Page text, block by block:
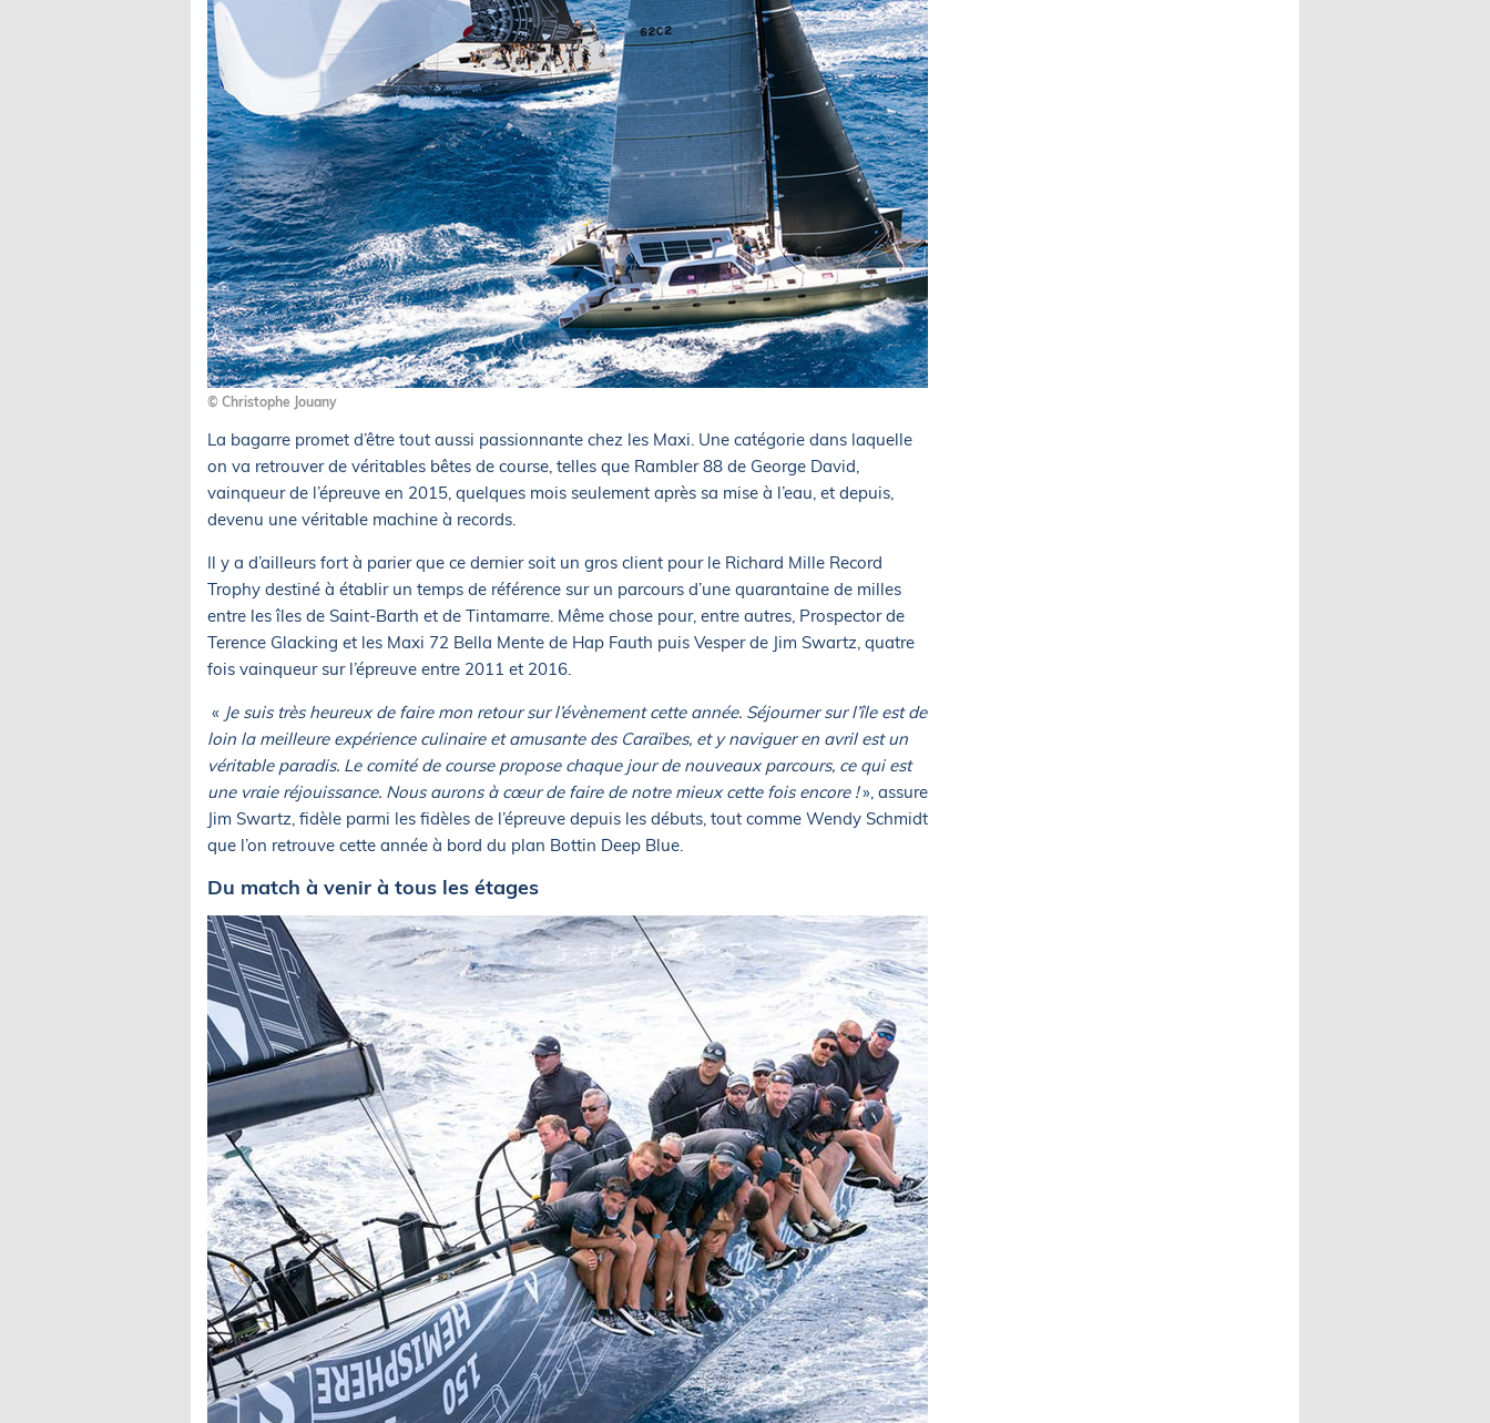
© Christophe Jouany
La bagarre promet d’être tout aussi passionnante chez les Maxi. Une catégorie dans laquelle
on va retrouver de véritables bêtes de course, telles que Rambler 88 de George David,
vainqueur de l’épreuve en 2015, quelques mois seulement après sa mise à l’eau, et depuis,
devenu une véritable machine à records.
Il y a d’ailleurs fort à parier que ce dernier soit un gros client pour le Richard Mille Record
Trophy destiné à établir un temps de référence sur un parcours d’une quarantaine de milles
entre les îles de Saint-Barth et de Tintamarre. Même chose pour, entre autres, Prospector de
Terence Glacking et les Maxi 72 Bella Mente de Hap Fauth puis Vesper de Jim Swartz, quatre
fois vainqueur sur l’épreuve entre 2011 et 2016.
« Je suis très heureux de faire mon retour sur l’évènement cette année. Séjourner sur l’île est de
loin la meilleure expérience culinaire et amusante des Caraïbes, et y naviguer en avril est un
véritable paradis. Le comité de course propose chaque jour de nouveaux parcours, ce qui est
une vraie réjouissance. Nous aurons à cœur de faire de notre mieux cette fois encore !», assure
Jim Swartz, fidèle parmi les fidèles de l’épreuve depuis les débuts, tout comme Wendy Schmidt
que l’on retrouve cette année à bord du plan Bottin Deep Blue.
Du match à venir à tous les étages